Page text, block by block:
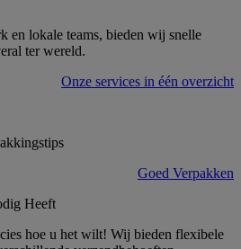
en lokale teams, bieden wij snelle
ter wereld.
Onze services in één overzicht
Goed Verpakken
Heeft
hoe u het wilt! Wij bieden flexibele